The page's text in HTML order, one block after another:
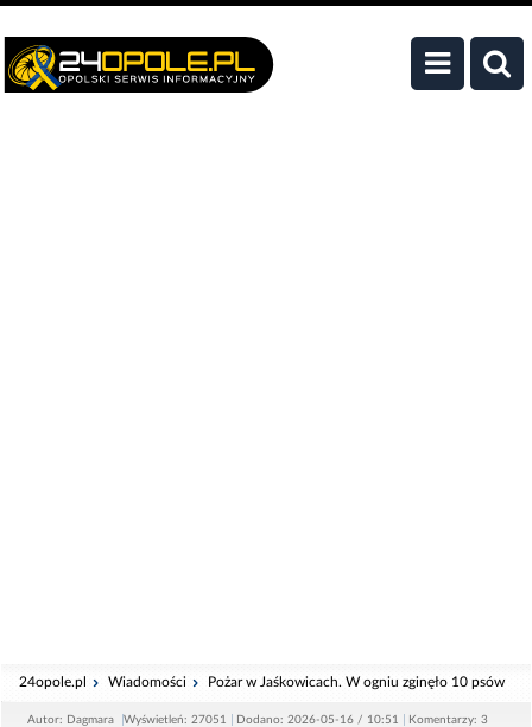
24opole.pl Wiadomości Pożar w Jaśkowicach. W ogniu zginęło 10 psów
Autor: Dagmara Wyświetleń: 27051 Dodano: 2026-05-16 / 10:51 Komentarzy: 3